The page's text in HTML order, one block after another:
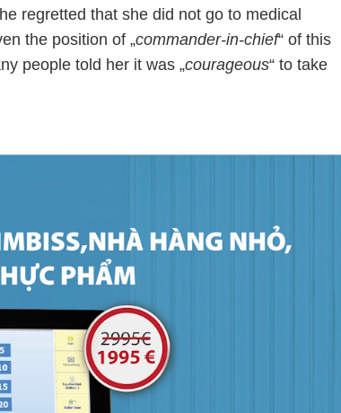
regretted that she did not go to medical
the position of „commander-in-chief“ of this
people told her it was „courageous“ to take